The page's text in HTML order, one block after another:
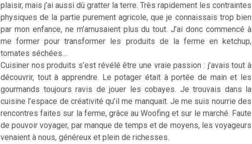
plaisir, mais j’ai aussi dû gratter la terre. Très rapidement les contraintes
physiques de la partie purement agricole, que je connaissais trop bien
par mon enfance, ne m’amusaient plus du tout. J’ai donc commencé à
me former pour transformer les produits de la ferme en ketchup,
tomates séchées…
Cuisiner nos produits s’est révélé être une vraie passion : j’avais tout à
découvrir, tout à apprendre. Le potager était à portée de main et les
gourmands toujours ravis de jouer les cobayes. Je trouvais dans la
cuisine l’espace de créativité qu’il me manquait. Je me suis nourrie des
rencontres faites sur la ferme, grâce au Woofing et sur le marché. Faute
de pouvoir voyager, par manque de temps et de moyens, les voyageurs
venaient à nous, généreux et plein de richesses.